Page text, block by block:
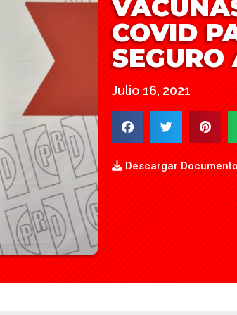
COVID
SEGURO
Julio 16, 2021
Descargar